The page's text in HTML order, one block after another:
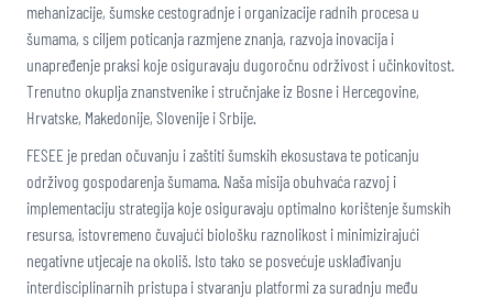
mehanizacije, šumske cestogradnje i organizacije radnih procesa u
šumama, s ciljem poticanja razmjene znanja, razvoja inovacija i
unapređenje praksi koje osiguravaju dugoročnu održivost i učinkovitost.
Trenutno okuplja znanstvenike i stručnjake iz Bosne i Hercegovine,
Hrvatske, Makedonije, Slovenije i Srbije.
FESEE je predan očuvanju i zaštiti šumskih ekosustava te poticanju
održivog gospodarenja šumama. Naša misija obuhvaća razvoj i
implementaciju strategija koje osiguravaju optimalno korištenje šumskih
resursa, istovremeno čuvajući biološku raznolikost i minimizirajući
negativne utjecaje na okoliš. Isto tako se posvećuje usklađivanju
interdisciplinarnih pristupa i stvaranju platformi za suradnju među